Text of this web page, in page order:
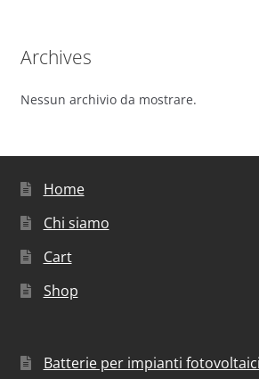
Archives
Nessun archivio da mostrare.
Home
Chi siamo
Cart
Shop
Batterie per impianti fotovoltaici